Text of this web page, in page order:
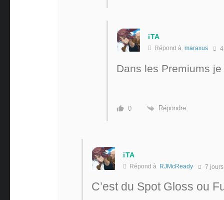
iTA
Répond à maraxus
Dans les Premiums
0 Répondre
iTA
Répond à RJMcReady 7 jours
C’est du Spot Gloss ou